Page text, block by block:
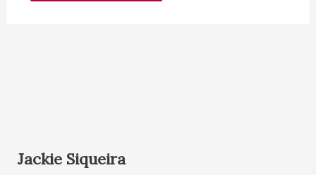
Jackie Siqueira